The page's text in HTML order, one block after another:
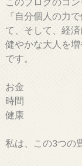
このブログのコン
『自分個人の力
て、そして、経
健やかな大人を増
です。
お金
時間
健康
私は、この3つの